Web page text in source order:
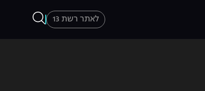
לאתר רשת 13